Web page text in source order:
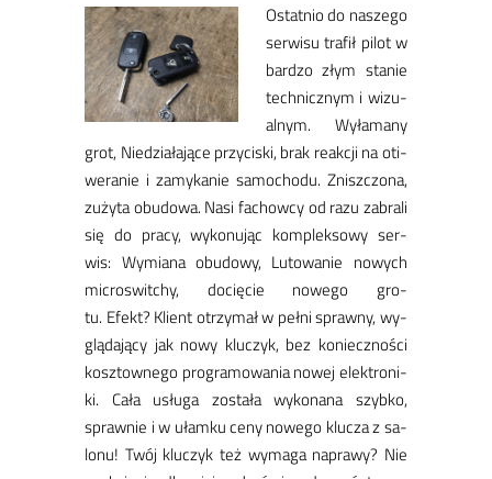
Ostat­nio do na­sze­go
ser­wi­su tra­fił pi­lot w
bar­dzo złym sta­nie
tech­nicz­nym i wi­zu­
al­nym. Wy­ła­ma­ny
grot, Nie­dzia­ła­ją­ce przy­ci­ski, brak re­ak­cji na oti­
we­ra­nie i za­my­ka­nie sa­mo­cho­du. Znisz­czo­na,
zu­ży­ta obu­do­wa. Na­si fa­chow­cy od ra­zu za­bra­li
się do pra­cy, wy­ko­nu­jąc kom­plek­so­wy ser­
wis: Wy­mia­na obu­do­wy, Lu­to­wa­nie no­wych
mi­cro­swit­chy, do­cię­cie no­we­go gro­
tu. Efekt? Klient otrzy­mał w peł­ni spraw­ny, wy­
glą­da­ją­cy jak no­wy klu­czyk, bez ko­niecz­no­ści
kosz­tow­ne­go pro­gra­mo­wa­nia no­wej elek­tro­ni­
ki. Ca­ła usłu­ga zo­sta­ła wy­ko­na­na szyb­ko,
spraw­nie i w ułam­ku ce­ny no­we­go klu­cza z sa­
lo­nu! ​Twój klu­czyk też wy­ma­ga na­pra­wy? Nie